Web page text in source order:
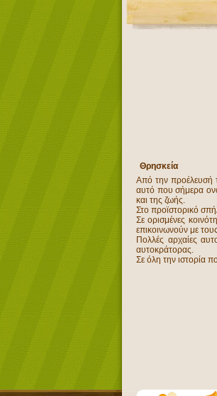
Θρησκεία
Από την προέλευσή
αυτό που σήμερα
και της ζωής.
Στο προϊστορικό
Σε ορισμένες
επικοινωνούν με
Πολλές αρχαίες
αυτοκράτορας.
Σε όλη την ιστορία